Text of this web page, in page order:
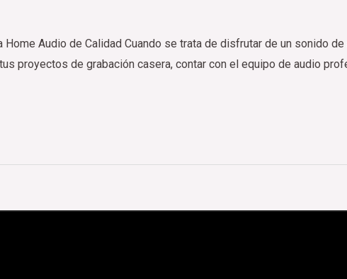
Audio de Calidad Cuando se trata de disfrutar de un sonido
proyectos de grabación casera, contar con el equipo de audio